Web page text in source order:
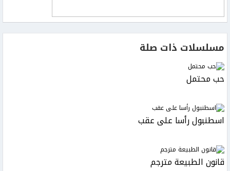
مسلسلات ذات صلة
حب محتمل
اسطنبول رأسا على عقب
قانون الطبيعة مترجم